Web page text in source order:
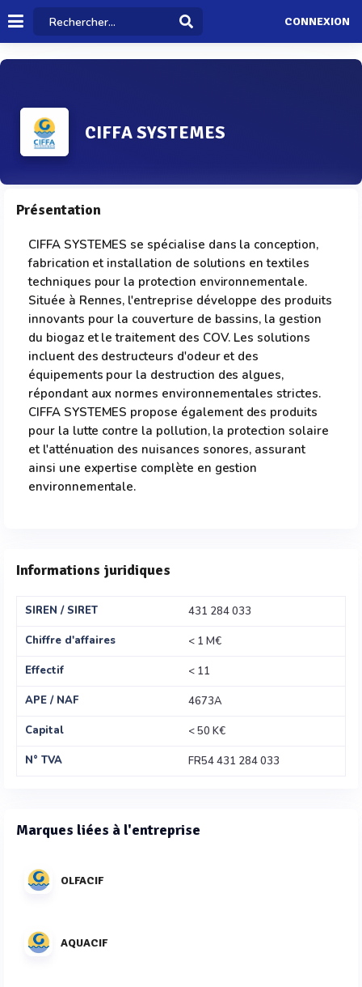
CONNEXION
CIFFA SYSTEMES
Présentation
CIFFA SYSTEMES se spécialise dans la conception,
fabrication et installation de solutions en textiles
techniques pour la protection environnementale.
Située à Rennes, l'entreprise développe des produits
innovants pour la couverture de bassins, la gestion
du biogaz et le traitement des COV. Les solutions
incluent des destructeurs d'odeur et des
équipements pour la destruction des algues,
répondant aux normes environnementales strictes.
CIFFA SYSTEMES propose également des produits
pour la lutte contre la pollution, la protection solaire
et l'atténuation des nuisances sonores, assurant
ainsi une expertise complète en gestion
environnementale.
Informations juridiques
SIREN / SIRET
431 284 033
Chiffre d'affaires
< 1 M€
Effectif
< 11
APE / NAF
4673A
Capital
< 50 K€
N° TVA
FR54 431 284 033
Marques liées à l'entreprise
OLFACIF
AQUACIF